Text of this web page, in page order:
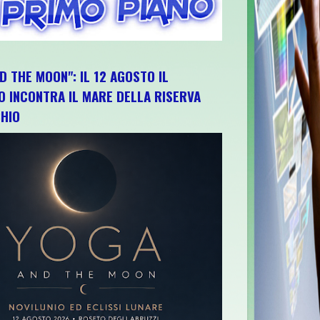
THE MOON": IL 12 AGOSTO IL
INCONTRA IL MARE DELLA RISERVA